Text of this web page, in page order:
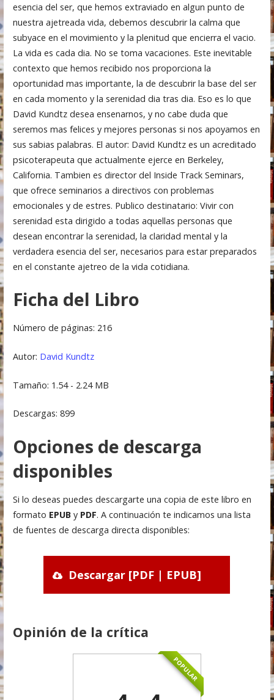
esencia del ser, que hemos extraviado en algun punto de
nuestra ajetreada vida, debemos descubrir la calma que
subyace en el movimiento y la plenitud que encierra el vacio.
La vida es cada dia. No se toma vacaciones. Este inevitable
contexto que hemos recibido nos proporciona la
oportunidad mas importante, la de descubrir la base del ser
en cada momento y la serenidad dia tras dia. Eso es lo que
David Kundtz desea ensenarnos, y no cabe duda que
seremos mas felices y mejores personas si nos apoyamos en
sus sabias palabras. El autor: David Kundtz es un acreditado
psicoterapeuta que actualmente ejerce en Berkeley,
California. Tambien es director del Inside Track Seminars,
que ofrece seminarios a directivos con problemas
emocionales y de estres. Publico destinatario: Vivir con
serenidad esta dirigido a todas aquellas personas que
desean encontrar la serenidad, la claridad mental y la
verdadera esencia del ser, necesarios para estar preparados
en el constante ajetreo de la vida cotidiana.
Ficha del Libro
Número de páginas: 216
Autor: David Kundtz
Tamaño: 1.54 - 2.24 MB
Descargas: 899
Opciones de descarga
disponibles
Si lo deseas puedes descargarte una copia de este libro en
formato EPUBy PDF. A continuación te indicamos una lista
de fuentes de descarga directa disponibles:
Descargar [PDF | EPUB]
Opinión de la crítica
POPULAR